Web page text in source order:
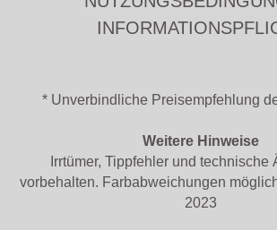
* Unverbindliche Preisempfehlung
Weitere Hinweise
Irrtümer, Tippfehler und technische
vorbehalten. Farbabweichungen
2023